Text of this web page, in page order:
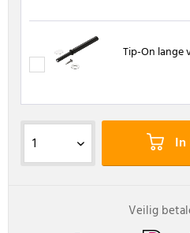
In
Veilig